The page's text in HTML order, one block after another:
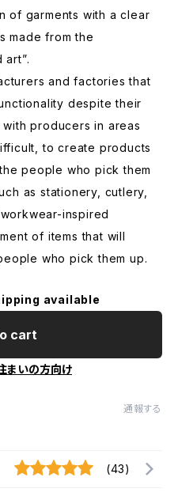
of garments with a clear
made from the
and factories that
despite their
producers in areas
to create products
people who pick them
as stationery, cutlery,
inspired
of items that will
who pick them up.
available
cart
まいの方向け
通報する
(43)